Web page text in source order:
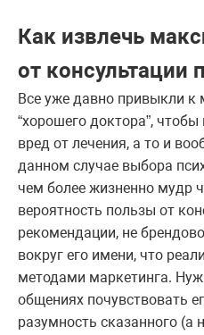
Как извлечь
от консультации
Все уже давно привыкли к
“хорошего доктора”,
вред от лечения, а то и
данном случае выбора
чем более жизненно мудр
вероятность пользы от
рекомендации, не
вокруг его имени, что
методами маркетинга.
общениях почувствовать
разумность сказанного (а